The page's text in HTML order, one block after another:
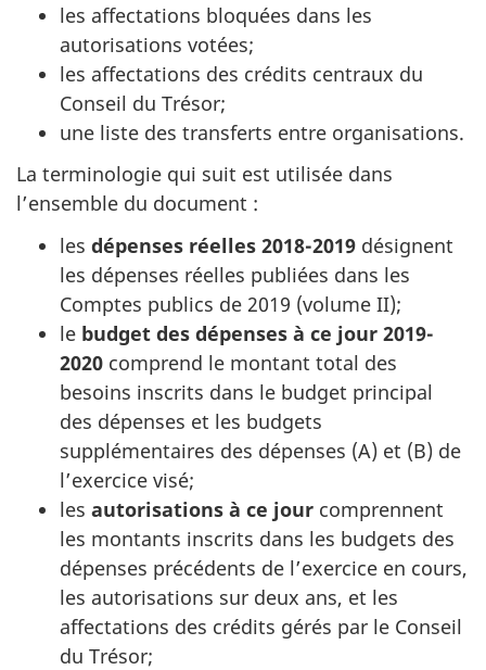
les affectations bloquées dans les
autorisations votées;
les affectations des crédits centraux du
Conseil du Trésor;
une liste des transferts entre organisations.
La terminologie qui suit est utilisée dans
l’ensemble du document :
les dépenses réelles 2018-2019 désignent
les dépenses réelles publiées dans les
Comptes publics de 2019 (volume II);
le budget des dépenses à ce jour 2019-
2020 comprend le montant total des
besoins inscrits dans le budget principal
des dépenses et les budgets
supplémentaires des dépenses (A) et (B) de
l’exercice visé;
les autorisations à ce jour comprennent
les montants inscrits dans les budgets des
dépenses précédents de l’exercice en cours,
les autorisations sur deux ans, et les
affectations des crédits gérés par le Conseil
du Trésor;